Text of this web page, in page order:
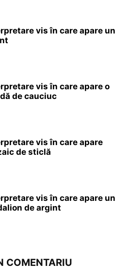
vis în care apare un
vis în care apare o
de cauciuc
vis în care apare
de sticlă
vis în care apare un
de argint
COMENTARIU